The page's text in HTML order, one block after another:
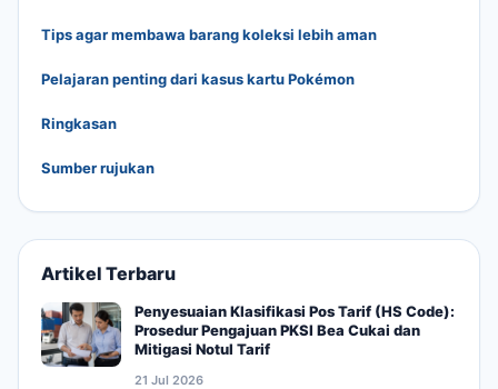
Tips agar membawa barang koleksi lebih aman
Pelajaran penting dari kasus kartu Pokémon
Ringkasan
Sumber rujukan
Artikel Terbaru
Penyesuaian Klasifikasi Pos Tarif (HS Code):
Prosedur Pengajuan PKSI Bea Cukai dan
Mitigasi Notul Tarif
21 Jul 2026